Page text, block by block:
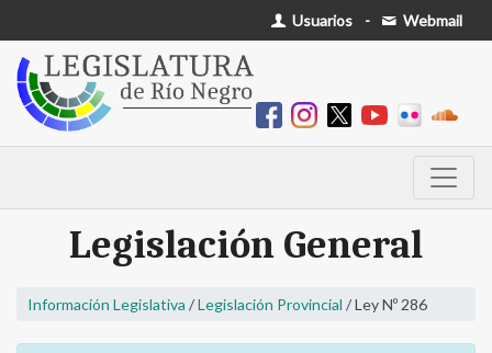
Usuarios - Webmail
Legislación General
Información Legislativa /Legislación Provincial / Ley Nº 286